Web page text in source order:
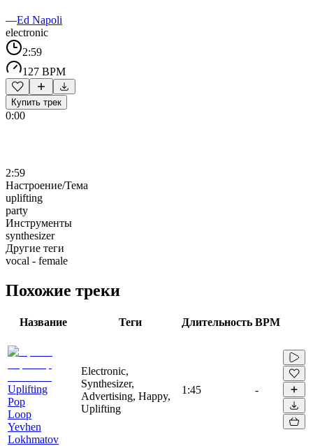
—Ed Napoli
electronic
2:59
127 BPM
Купить трек
0:00
2:59
Настроение/Тема
uplifting
party
Инструменты
synthesizer
Другие теги
vocal - female
Похожие треки
Название Теги Длительность BPM
Uplifting
Pop
Loop
Yevhen
Lokhmatov
Electronic,
Synthesizer,
Advertising, Happy,
Uplifting
1:45 -